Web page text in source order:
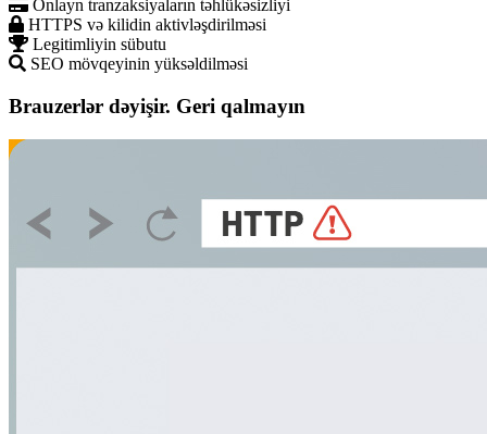
Onlayn tranzaksiyaların təhlükəsizliyi
HTTPS və kilidin aktivləşdirilməsi
Legitimliyin sübutu
SEO mövqeyinin yüksəldilməsi
Brauzerlər dəyişir. Geri qalmayın